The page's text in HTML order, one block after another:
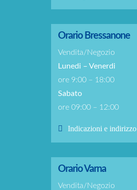
Orario Bressanone
Vendita/Negozio
Lunedi – Venerdi
ore 9:00 – 18:00
Sabato
ore 09:00 – 12:00
Indicazioni e indirizzo
Orario Varna
Vendita/Negozio